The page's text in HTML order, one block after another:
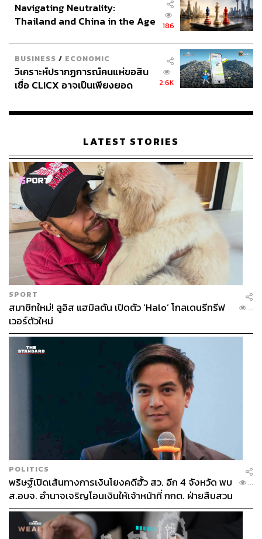
Navigating Neutrality:
Thailand and China in the Age
186
BUSINESS / ECONOMIC
วิเคราะห์ปรากฏการณ์คนแห่ขอสิน
เชื่อ CLICX อาจเป็นเพียงยอด
เรือนไทยที่ถูกซุกไว้
2.6K
LATEST STORIES
SPORT
สมาชิกใหม่! ลูอิส แฮมิลตัน เปิดตัว ‘Halo’ โกลเดนรีทรีฟ
เวอร์ตัวใหม่
...
POLITICS
พริษฐ์เปิดเส้นทางการเงินโยงคดีฮั้ว สว. อีก 4 จังหวัด พบ
ส.อบจ. อำนาจเจริญโอนเงินให้เจ้าหน้าที่ กกต. ฝ่ายสืบสวน
...